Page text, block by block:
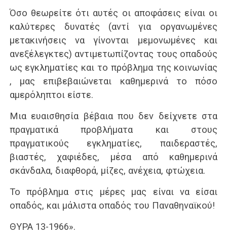
Όσο θεωρείτε ότι αυτές οι αποφάσεις είναι οι
καλύτερες δυνατές (αντί για οργανωμένες
μετακινήσεις να γίνονται μεμονωμένες και
ανεξέλεγκτες) αντιμετωπίζοντας τους οπαδούς
ως εγκληματίες και το πρόβλημα της κοινωνίας
, μας επιβεβαιώνεται καθημερινά το πόσο
αμερόληπτοι είστε.
Μια ευαισθησία βέβαια που δεν δείχνετε στα
πραγματικά προβλήματα και στους
πραγματικούς εγκληματίες, παιδεραστές,
βιαστές, χαφιέδες, μέσα από καθημερινά
σκάνδαλα, διαφθορά, μίζες, ανέχεια, φτώχεια.
Το πρόβλημα στις μέρες μας είναι να είσαι
οπαδός, και μάλιστα οπαδός του Παναθηναϊκού!
ΘΥΡΑ 13-1966».